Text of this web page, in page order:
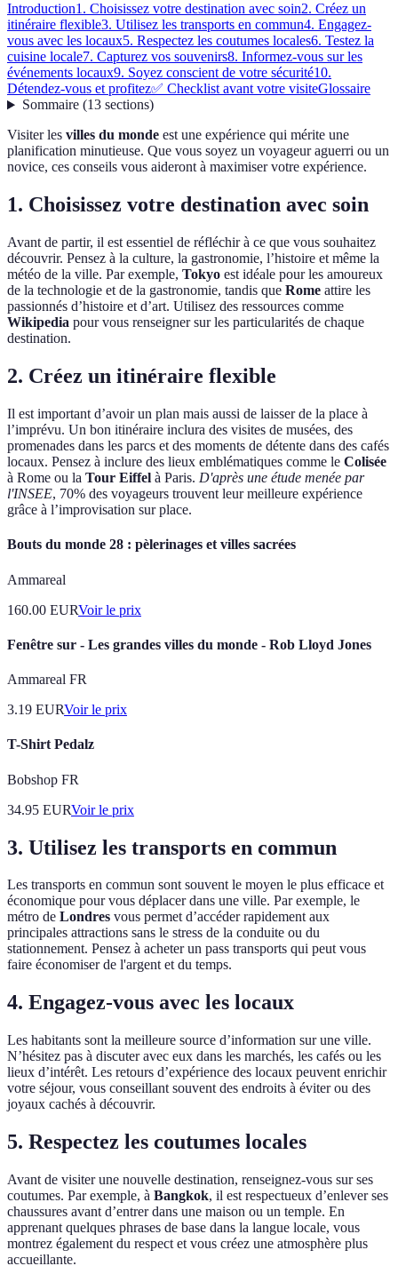
Introduction1. Choisissez votre destination avec soin2. Créez un
itinéraire flexible3. Utilisez les transports en commun4. Engagez-
vous avec les locaux5. Respectez les coutumes locales6. Testez la
cuisine locale7. Capturez vos souvenirs8. Informez-vous sur les
événements locaux9. Soyez conscient de votre sécurité10.
Détendez-vous et profitez✅ Checklist avant votre visiteGlossaire
Sommaire(13 sections)
Visiter les villes du monde est une expérience qui mérite une
planification minutieuse. Que vous soyez un voyageur aguerri ou un
novice, ces conseils vous aideront à maximiser votre expérience.
1. Choisissez votre destination avec soin
Avant de partir, il est essentiel de réfléchir à ce que vous souhaitez
découvrir. Pensez à la culture, la gastronomie, l’histoire et même la
météo de la ville. Par exemple, Tokyo est idéale pour les amoureux
de la technologie et de la gastronomie, tandis que Rome attire les
passionnés d’histoire et d’art. Utilisez des ressources comme
Wikipedia pour vous renseigner sur les particularités de chaque
destination.
2. Créez un itinéraire flexible
Il est important d’avoir un plan mais aussi de laisser de la place à
l’imprévu. Un bon itinéraire inclura des visites de musées, des
promenades dans les parcs et des moments de détente dans des cafés
locaux. Pensez à inclure des lieux emblématiques comme le Colisée
à Rome ou la Tour Eiffel à Paris. D'après une étude menée par
l'INSEE, 70% des voyageurs trouvent leur meilleure expérience
grâce à l’improvisation sur place.
Bouts du monde 28 : pèlerinages et villes sacrées
Ammareal
160.00 EURVoir le prix
Fenêtre sur - Les grandes villes du monde - Rob Lloyd Jones
Ammareal FR
3.19 EURVoir le prix
T-Shirt Pedalz
Bobshop FR
34.95 EURVoir le prix
3. Utilisez les transports en commun
Les transports en commun sont souvent le moyen le plus efficace et
économique pour vous déplacer dans une ville. Par exemple, le
métro de Londres vous permet d’accéder rapidement aux
principales attractions sans le stress de la conduite ou du
stationnement. Pensez à acheter un pass transports qui peut vous
faire économiser de l'argent et du temps.
4. Engagez-vous avec les locaux
Les habitants sont la meilleure source d’information sur une ville.
N’hésitez pas à discuter avec eux dans les marchés, les cafés ou les
lieux d’intérêt. Les retours d’expérience des locaux peuvent enrichir
votre séjour, vous conseillant souvent des endroits à éviter ou des
joyaux cachés à découvrir.
5. Respectez les coutumes locales
Avant de visiter une nouvelle destination, renseignez-vous sur ses
coutumes. Par exemple, à Bangkok, il est respectueux d’enlever ses
chaussures avant d’entrer dans une maison ou un temple. En
apprenant quelques phrases de base dans la langue locale, vous
montrez également du respect et vous créez une atmosphère plus
accueillante.